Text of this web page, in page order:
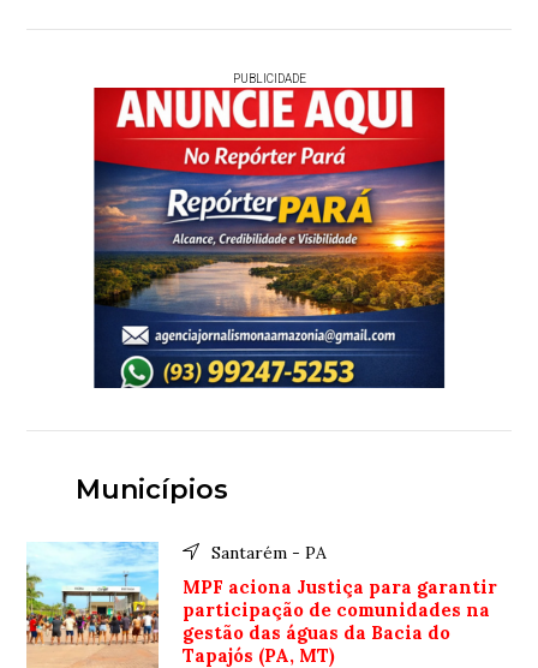
PUBLICIDADE
Municípios
Santarém - PA
MPF aciona Justiça para garantir
participação de comunidades na
gestão das águas da Bacia do
Tapajós (PA, MT)